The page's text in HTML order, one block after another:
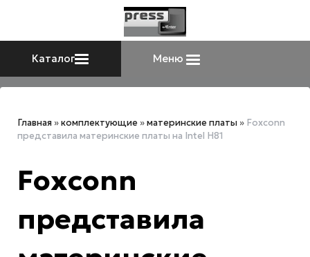
Каталог Меню
Главная »комплектующие »материнские платы » Foxconn
представила материнские платы на Intel H81
Foxconn
представила